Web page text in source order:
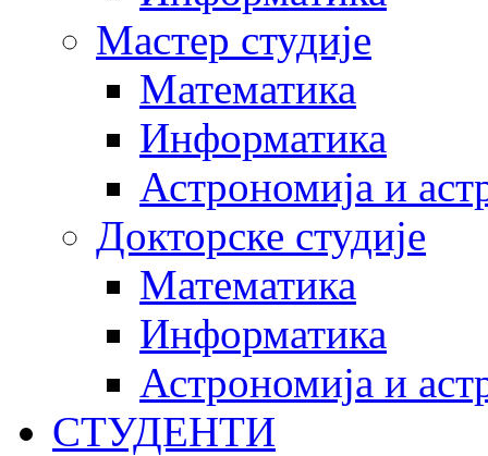
Мастер студије
Математика
Информатика
Астрономија и
Докторске студије
Математика
Информатика
Астрономија и
СТУДЕНТИ